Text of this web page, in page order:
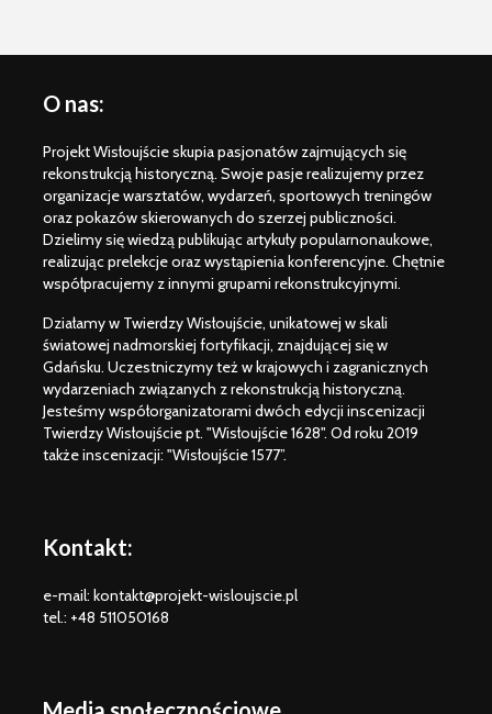
O nas:
Projekt Wisłoujście skupia pasjonatów zajmujących się
rekonstrukcją historyczną. Swoje pasje realizujemy przez
organizacje warsztatów, wydarzeń, sportowych treningów
oraz pokazów skierowanych do szerzej publiczności.
Dzielimy się wiedzą publikując artykuły popularnonaukowe,
realizując prelekcje oraz wystąpienia konferencyjne. Chętnie
współpracujemy z innymi grupami rekonstrukcyjnymi.
Działamy w Twierdzy Wisłoujście, unikatowej w skali
światowej nadmorskiej fortyfikacji, znajdującej się w
Gdańsku. Uczestniczymy też w krajowych i zagranicznych
wydarzeniach związanych z rekonstrukcją historyczną.
Jesteśmy współorganizatorami dwóch edycji inscenizacji
Twierdzy Wisłoujście pt. "Wisłoujście 1628". Od roku 2019
także inscenizacji: "Wisłoujście 1577”.
Kontakt:
e-mail: kontakt@projekt-wisloujscie.pl
tel.: +48 511050168